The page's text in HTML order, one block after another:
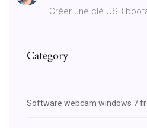
Créer une clé USB
Category
Software webcam windows 7